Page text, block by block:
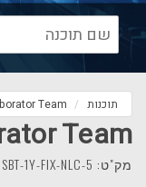
תוכנות Team
Team
מק"ט: SBT-1Y-FIX-NLC-5